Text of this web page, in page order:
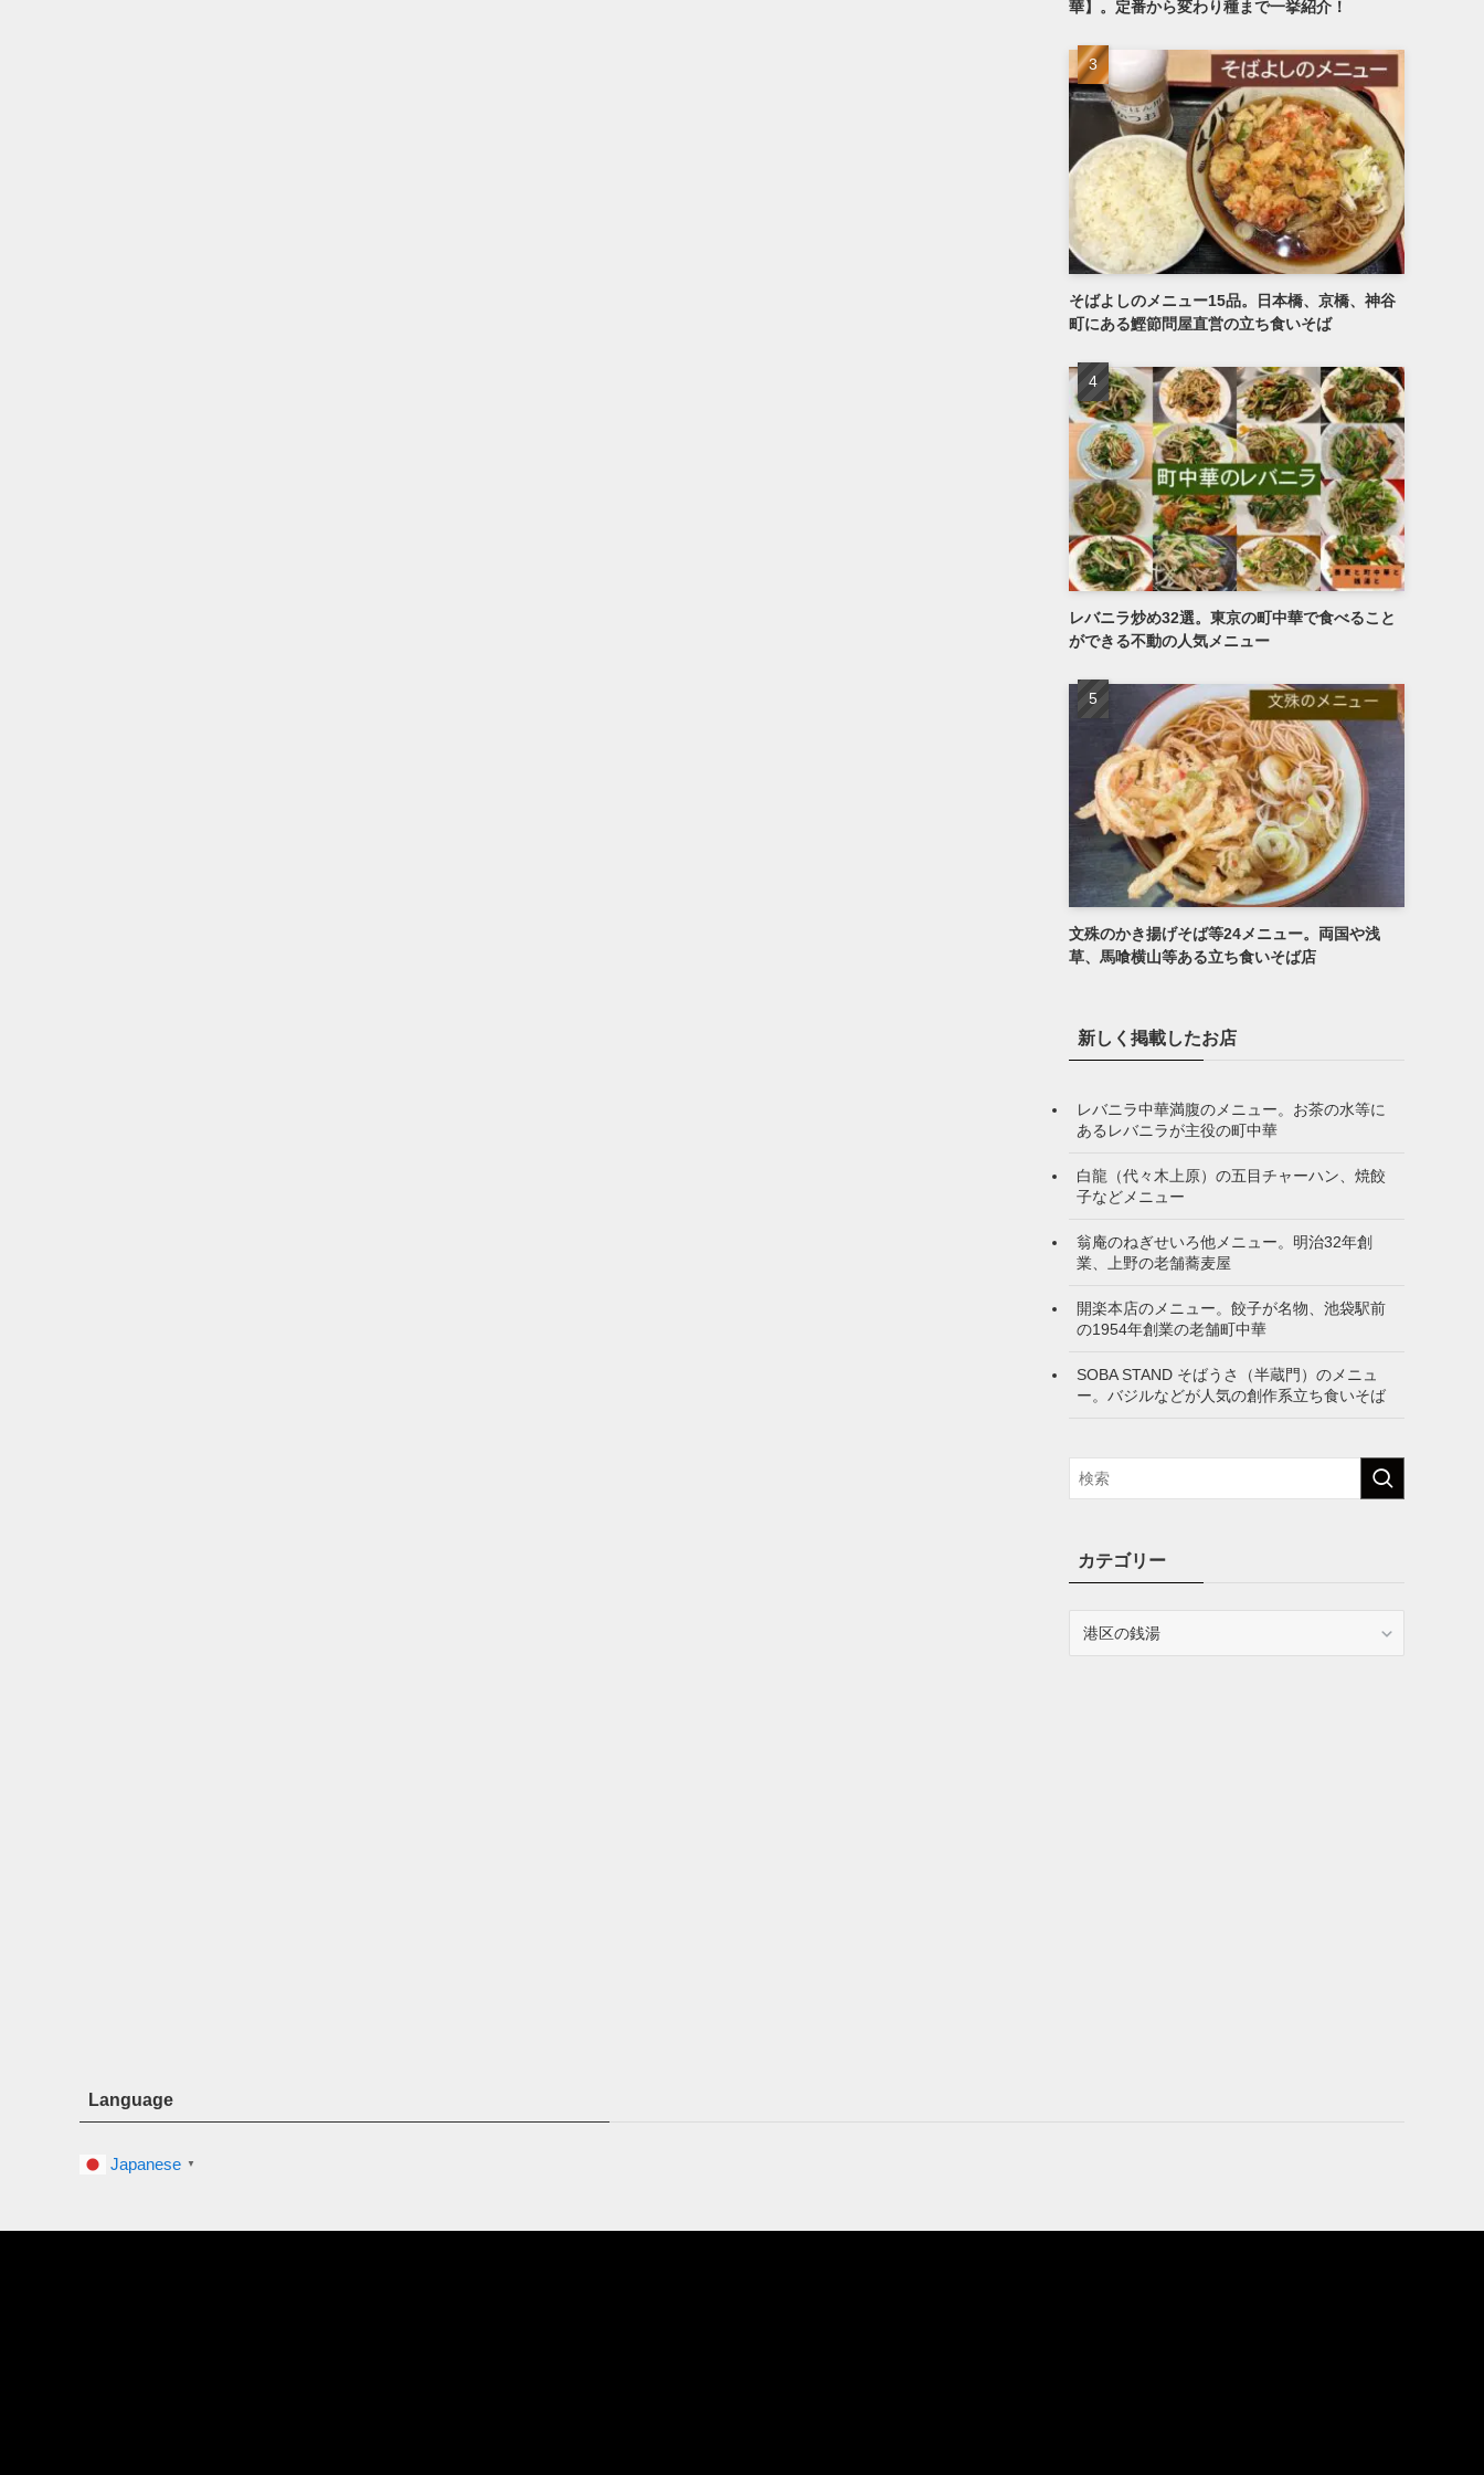
華】。定番から変わり種まで一挙紹介！
そばよしのメニュー15品。日本橋、京橋、神谷
町にある鰹節問屋直営の立ち食いそば
レバニラ炒め32選。東京の町中華で食べること
ができる不動の人気メニュー
文殊のかき揚げそば等24メニュー。両国や浅
草、馬喰横山等ある立ち食いそば店
新しく掲載したお店
レバニラ中華満腹のメニュー。お茶の水等に
あるレバニラが主役の町中華
白龍（代々木上原）の五目チャーハン、焼餃
子などメニュー
翁庵のねぎせいろ他メニュー。明治32年創
業、上野の老舗蕎麦屋
開楽本店のメニュー。餃子が名物、池袋駅前
の1954年創業の老舗町中華
SOBA STAND そばうさ（半蔵門）のメニュ
ー。バジルなどが人気の創作系立ち食いそば
カテゴリー
Language
Japanese ▼